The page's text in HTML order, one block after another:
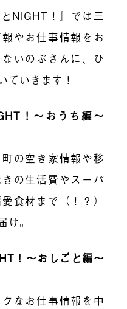
NIGHT！』では三
やお仕事情報をお
いのぶさんに、ひ
ていきます！
！〜おうち編〜
の空き家情報や移
の生活費やスーパ
食材まで（！？）
。
！〜おしごと編〜
なお仕事情報を中